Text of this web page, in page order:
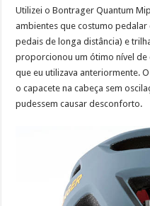
Utilizei o Bontrager Quantum
ambientes que costumo
pedais de longa distância) e
proporcionou um ótimo nível
que eu utilizava anteriormente.
o capacete na cabeça sem
pudessem causar desconforto.